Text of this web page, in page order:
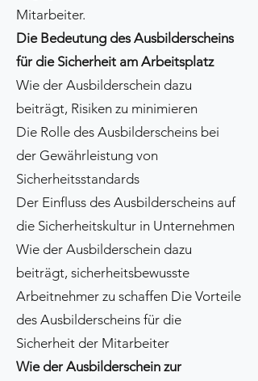
Mitarbeiter.
Die Bedeutung des Ausbilderscheins
für die Sicherheit am Arbeitsplatz
Wie der Ausbilderschein dazu
beiträgt, Risiken zu minimieren
Die Rolle des Ausbilderscheins bei
der Gewährleistung von
Sicherheitsstandards
Der Einfluss des Ausbilderscheins auf
die Sicherheitskultur in Unternehmen
Wie der Ausbilderschein dazu
beiträgt, sicherheitsbewusste
Arbeitnehmer zu schaffen Die Vorteile
des Ausbilderscheins für die
Sicherheit der Mitarbeiter
Wie der Ausbilderschein zur